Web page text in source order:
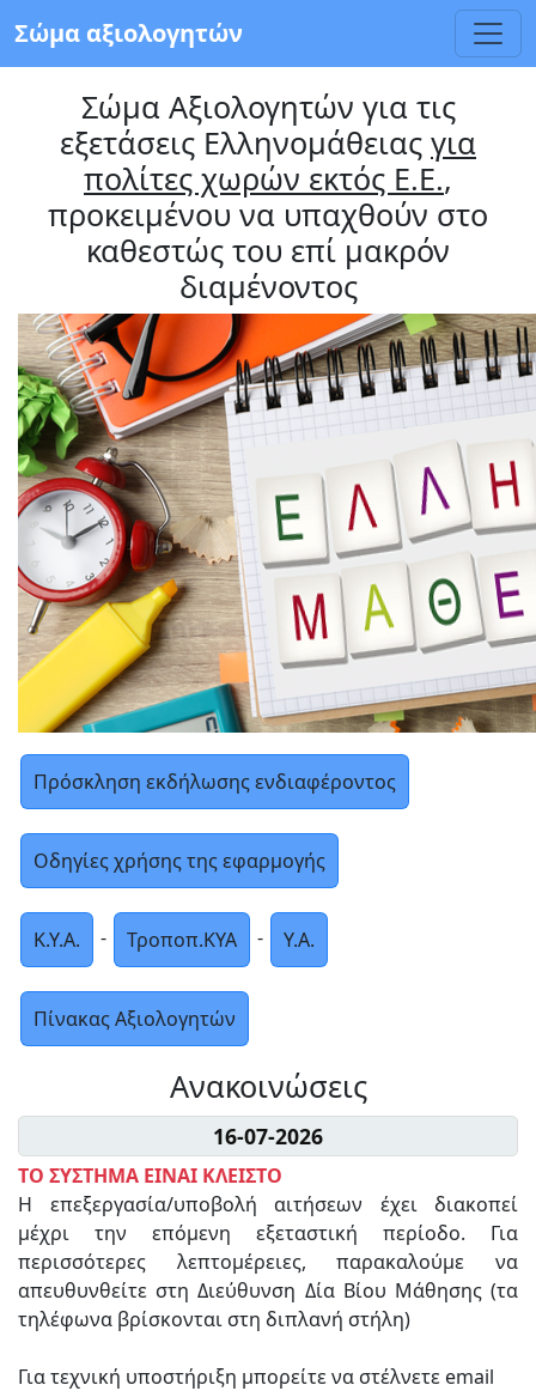
Σώμα αξιολογητών
Σώμα Αξιολογητών για τις
εξετάσεις Ελληνομάθειας για
πολίτες χωρών εκτός Ε.Ε.,
προκειμένου να υπαχθούν στο
καθεστώς του επί μακρόν
διαμένοντος
Πρόσκληση εκδήλωσης ενδιαφέροντος
Oδηγίες χρήσης της εφαρμογής
Κ.Υ.Α. - Τροποπ.ΚΥΑ - Υ.Α.
Πίνακας Αξιολογητών
Ανακοινώσεις
16-07-2026
ΤΟ ΣΥΣΤΗΜΑ ΕΙΝΑΙ ΚΛΕΙΣΤΟ
Η επεξεργασία/υποβολή αιτήσεων έχει διακοπεί
μέχρι την επόμενη εξεταστική περίοδο. Για
περισσότερες λεπτομέρειες, παρακαλούμε να
απευθυνθείτε στη Διεύθυνση Δία Βίου Μάθησης (τα
τηλέφωνα βρίσκονται στη διπλανή στήλη)
Για τεχνική υποστήριξη μπορείτε να στέλνετε email